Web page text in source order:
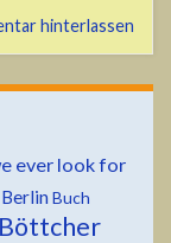
hinterlassen
ever look for
Berlin Buch